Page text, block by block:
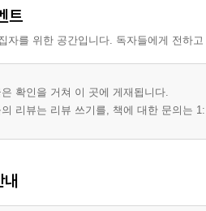
트
자를 위한 공간입니다. 독자들에게 전하
확인을 거쳐 이 곳에 게재됩니다.
리뷰는 리뷰 쓰기를, 책에 대한 문의는
내